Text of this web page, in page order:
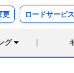
更 ロードサービ
グ